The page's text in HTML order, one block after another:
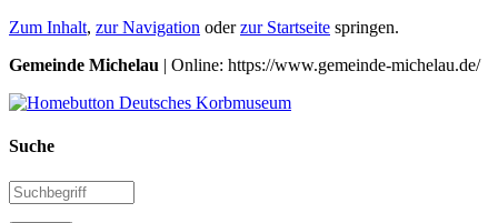
Zum Inhalt, zur Navigation oderzur Startseite springen.
Gemeinde Michelau | Online: https://www.gemeinde-michelau.de/
Suche